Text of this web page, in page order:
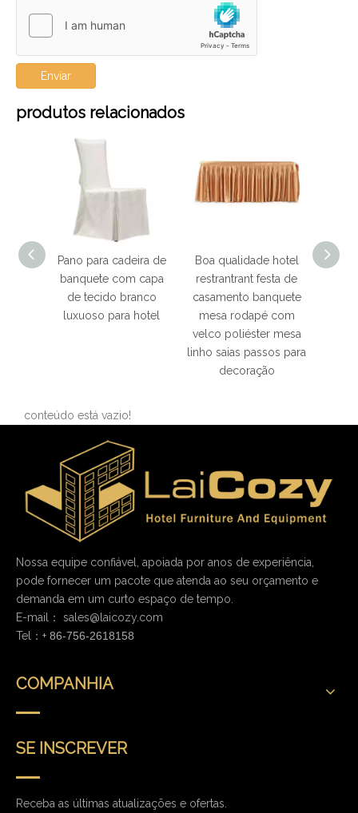
Enviar
produtos relacionados
para cadeira de
com capa
tecido branco
para hotel
Boa qualidade hotel
restrantrant festa de
casamento banquete
mesa rodapé com
velco poliéster mesa
linho saias passos para
Boa qualidade
restaurante
de casamento
suprimentos
tecido lycra
cadeira capa
estiramento
conteúdo está vazio!
Nossa equipe confiável, apoiada por anos de experiência,
pode fornecer um pacote que atenda ao seu orçamento e
demanda em um curto espaço de tempo.
E-mail： sales@laicozy.com
Tel：+ 86-756-2618158
COMPANHIA
SE INSCREVER
Receba as últimas atualizações e ofertas.